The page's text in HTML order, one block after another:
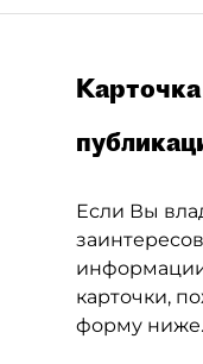
Если Вы
карточки,
форму ниже.